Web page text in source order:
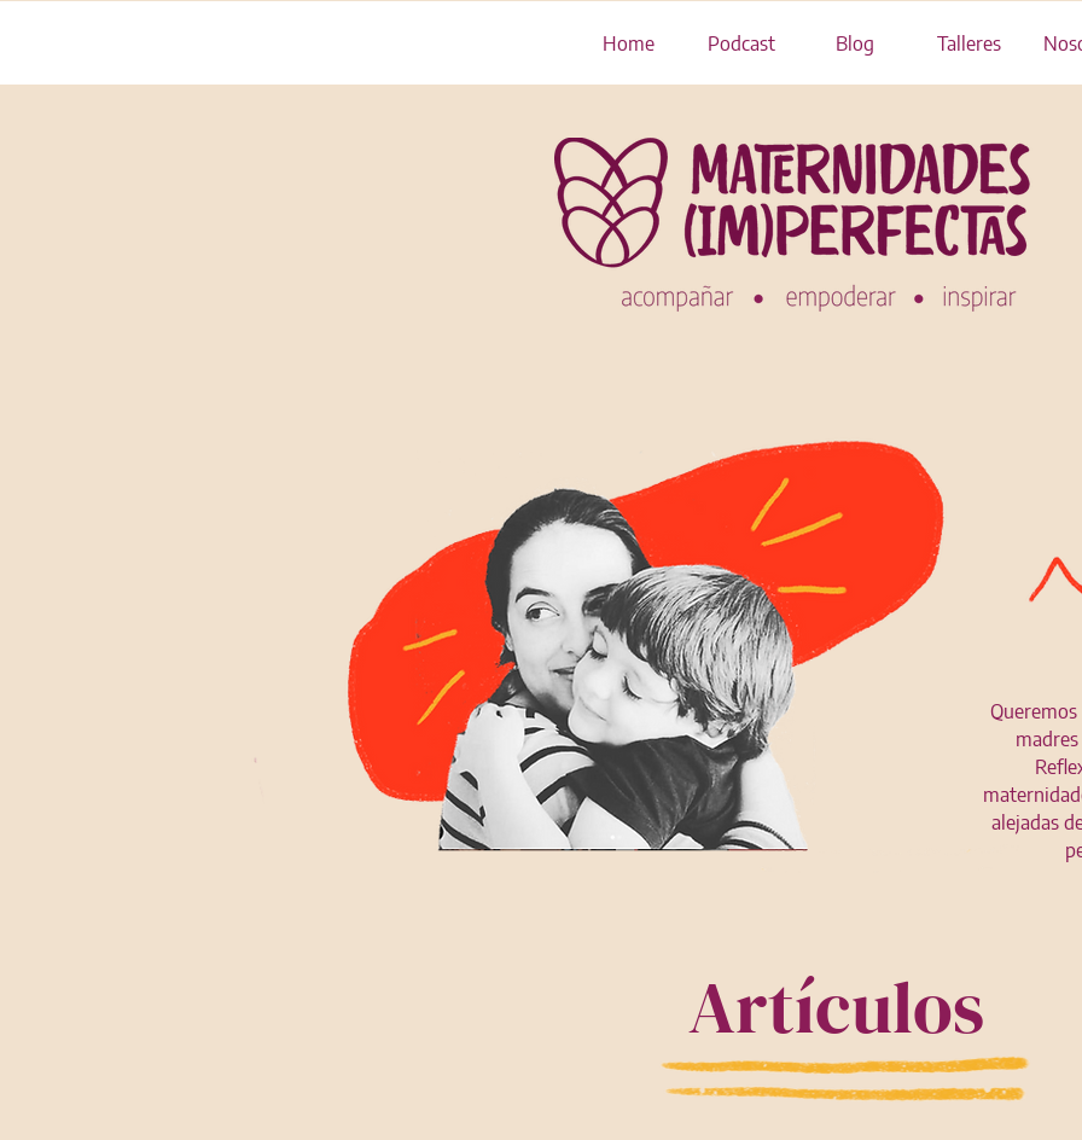
Home Podcast Blog Talleres
alejadas
Artículos